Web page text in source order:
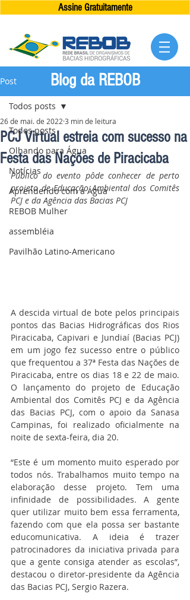
Assine Gratuitamente
Post
Todos posts
Olhando para Água
Notícias
Aprendendo com a Água
REBOB Mulher
assembléia
Pavilhão Latino-Americano
Todos posts
PCJ Virtual estreia com sucesso na
Festa das Nações de Piracicaba
26 de mai. de 2022 3 min de leitura
Público do evento pôde conhecer de perto
projeto de Educação Ambiental dos Comitês
PCJ e da Agência das Bacias PCJ
A descida virtual de bote pelos principais
pontos das Bacias Hidrográficas dos Rios
Piracicaba, Capivari e Jundiaí (Bacias PCJ)
em um jogo fez sucesso entre o público
que frequentou a 37ª Festa das Nações de
Piracicaba, entre os dias 18 e 22 de maio.
O lançamento do projeto de Educação
Ambiental dos Comitês PCJ e da Agência
das Bacias PCJ, com o apoio da Sanasa
Campinas, foi realizado oficialmente na
noite de sexta-feira, dia 20.
“Este é um momento muito esperado por
todos nós. Trabalhamos muito tempo na
elaboração desse projeto. Tem uma
infinidade de possibilidades. A gente
quer utilizar muito bem essa ferramenta,
fazendo com que ela possa ser bastante
educomunicativa. A ideia é trazer
patrocinadores da iniciativa privada para
que a gente consiga atender as escolas”,
destacou o diretor-presidente da Agência
das Bacias PCJ, Sergio Razera.
Blog da REBOB